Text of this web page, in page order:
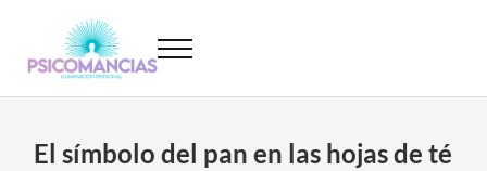
Psicomancias
Menu
El símbolo del pan en las hojas de té